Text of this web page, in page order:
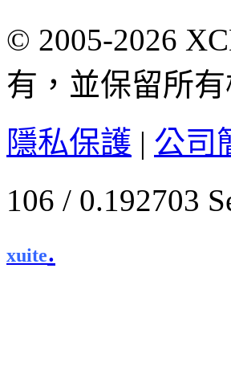
© 2005-2026
有，並保留所有
隱私保護 | 公司
106 / 0.192703
xuite.